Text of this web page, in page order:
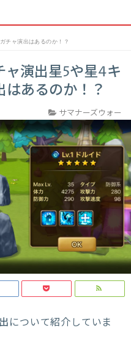
チャ演出はあるのか！？
ャ演出星5や星4キ
あるのか！？
サマナーズウォー
について紹介していま